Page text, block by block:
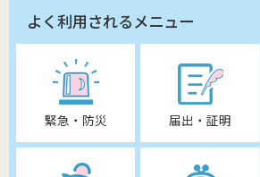
よく利用されるメニュー
緊急・防災 届出・証明